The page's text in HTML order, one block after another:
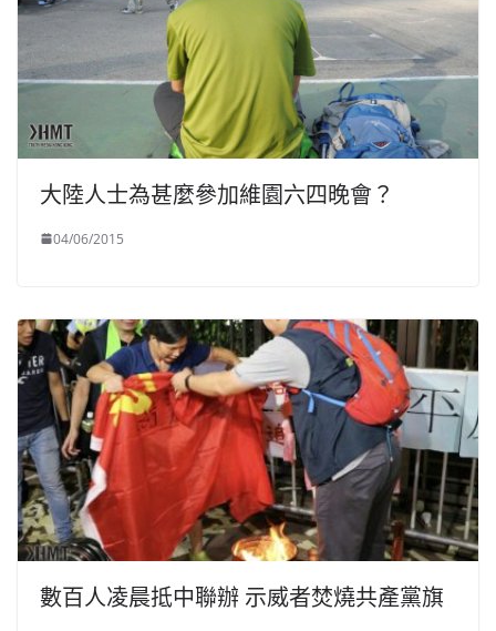
大陸人士為甚麼參加維園六四晚會？
04/06/2015
數百人凌晨抵中聯辦 示威者焚燒共產黨旗